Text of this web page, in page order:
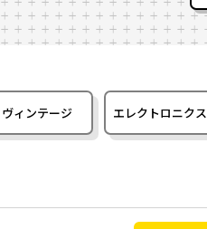
ヴィンテージ エレクトロニクス